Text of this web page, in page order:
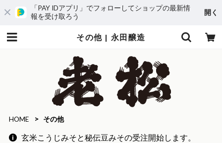
「PAY IDアプリ」でフォローしてショップの最新情
報を受け取ろう
開く
その他 | 永田醸造
HOME その他
玄米こうじみそと秘伝豆みその受注開始します。